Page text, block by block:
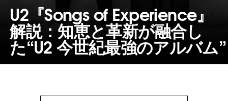
U2『Songs of Experience』
解説：知恵と革新が融合し
た“U2 今世紀最強のアルバム”